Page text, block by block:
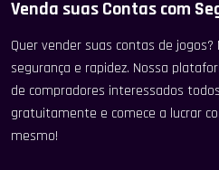
Venda suas Contas com
Quer vender suas contas de jogos?
segurança e rapidez. Nossa
de compradores interessados
gratuitamente e comece a lucrar
mesmo!